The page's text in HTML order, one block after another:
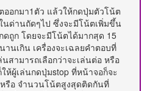
ออกมา1ตัว แล้วให้กดปุ่มตัวโน้ต
นด่านถัดๆไป ซึ่งจะมีโน้ตเพิ่มขึ้น
ถูก โดยจะมีโน้ตได้มากสุด 15
านเกิน เครื่องจะเฉลยคำตอบที่
สามารถเลือกว่าจะเล่นต่อ หรือ
ห้ผู้เล่นกดปุ่มstop ที่หน้าจอก็จะ
รือ จำนวนโน้ตสูงสุดติดกันที่